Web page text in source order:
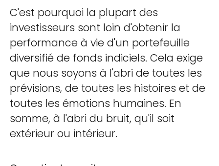
C'est pourquoi la plupart des
investisseurs sont loin d'obtenir la
performance à vie d'un portefeuille
diversifié de fonds indiciels. Cela exige
que nous soyons à l'abri de toutes les
prévisions, de toutes les histoires et de
toutes les émotions humaines. En
somme, à l'abri du bruit, qu'il soit
extérieur ou intérieur.